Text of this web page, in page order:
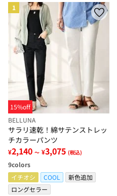
1
15%off
BELLUNA
サラリ速乾！綿サテンストレッ
チカラーパンツ
¥2,140 ～ ¥3,075 (税込)
9colors
イチオシ
COOL
新色追加
ロングセラー